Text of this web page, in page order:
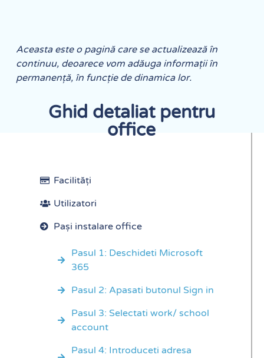
Aceasta este o pagină care se actualizează în
continuu, deoarece vom adăuga informații în
permanență, în funcție de dinamica lor.
Ghid detaliat pentru
office
Facilități
Utilizatori​
Pași instalare office​
Pasul 1: Deschideti Microsoft
365
Pasul 2: Apasati butonul Sign in
Pasul 3: Selectati work/ school
account
Pasul 4: Introduceti adresa